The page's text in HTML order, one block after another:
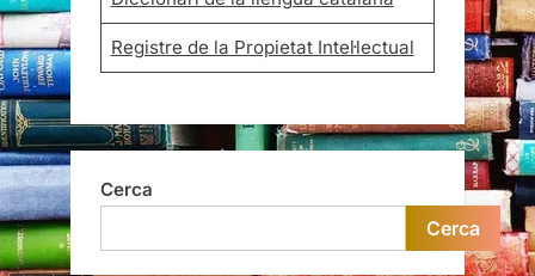
Registre de la Propietat Intel·lectual
Cerca
Cerca